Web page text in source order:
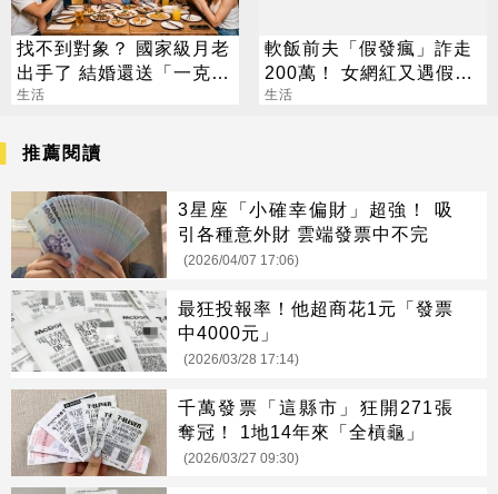
找不到對象？ 國家級月老
出手了 結婚還送「一克拉
鑽戒」
生活
軟飯前夫「假發瘋」詐走
200萬！ 女網紅又遇假富
豪 養套殺噴2千萬
生活
推薦閱讀
3星座「小確幸偏財」超強！ 吸
引各種意外財 雲端發票中不完
(2026/04/07 17:06)
最狂投報率！他超商花1元「發票
中4000元」
(2026/03/28 17:14)
千萬發票「這縣市」狂開271張
奪冠！ 1地14年來「全槓龜」
(2026/03/27 09:30)